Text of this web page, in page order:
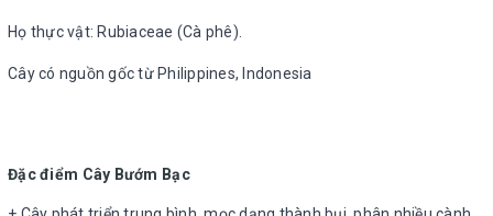
Họ thực vật: Rubiaceae (Cà phê).
Cây có nguồn gốc từ Philippines, Indonesia
Đặc điểm Cây Bướm Bạc